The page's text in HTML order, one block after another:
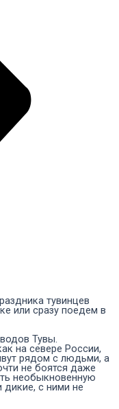
тувинцев
или сразу поедем в
Тувы.
на севере России,
рядом с людьми, а
не боятся даже
необыкновенную
дикие, с ними не